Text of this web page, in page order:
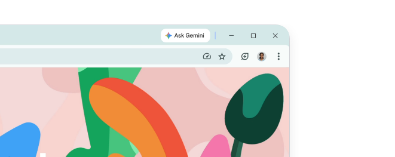
om online
zijn
Optimaliseer de
Energiebesparing en